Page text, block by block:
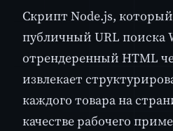
Скрипт Node.js,
публичный URL поиска
отрендеренный HTML
извлекает
каждого товара на
качестве рабочего